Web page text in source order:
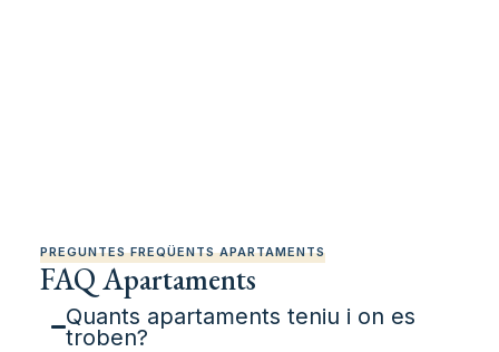
PREGUNTES FREQÜENTS APARTAMENTS
FAQ Apartaments
Quants apartaments teniu i on es
troben?